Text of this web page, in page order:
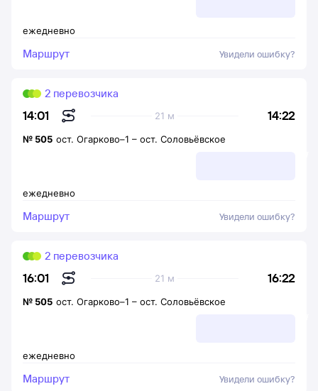
ежедневно
Маршрут Увидели ошибку?
14:01 14:22
21 м
2 перевозчика
ежедневно
№ 505 ост. Огарково–1 – ост. Соловьёвское
Маршрут Увидели ошибку?
16:01 16:22
21 м
2 перевозчика
ежедневно
№ 505 ост. Огарково–1 – ост. Соловьёвское
Маршрут Увидели ошибку?